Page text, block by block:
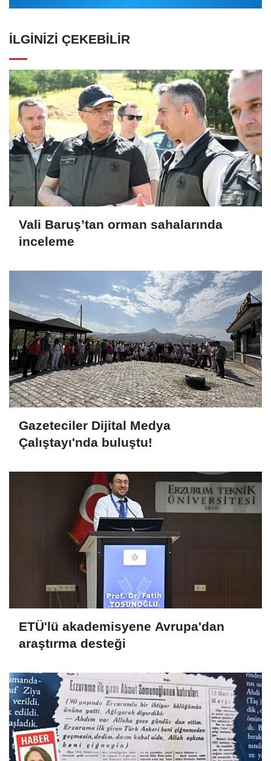
İLGINIZI ÇEKEBILIR
Vali Baruş’tan orman sahalarında
inceleme
Gazeteciler Dijital Medya
Çalıştayı'nda buluştu!
ETÜ'lü akademisyene Avrupa'dan
araştırma desteği